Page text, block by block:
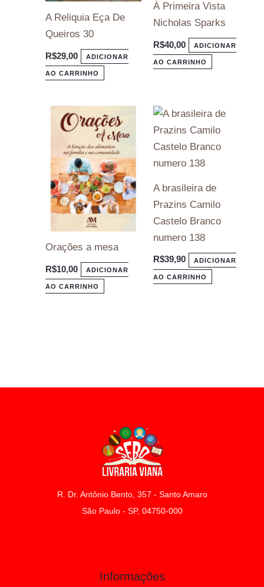
A Reliquia Eça De
Queiros 30
R$29,00 ADICIONAR
AO CARRINHO
À Primeira Vista
Nicholas Sparks
R$40,00 ADICIONAR
AO CARRINHO
Orações a mesa
R$10,00 ADICIONAR
AO CARRINHO
A brasileira de
Prazins Camilo
Castelo Branco
numero 138
R$39,90 ADICIONAR
AO CARRINHO
R. Dr. Antônio Bento, 357 - Santo Amaro
São Paulo - SP, 04750-000
Informações